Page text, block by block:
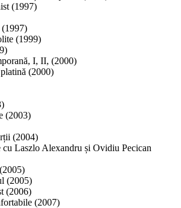
(1997)
(1997)
(1999)
I, II, (2000)
(2000)
(2003)
(2004)
Laszlo Alexandru și Ovidiu Pecican
(2005)
(2006)
(2007)